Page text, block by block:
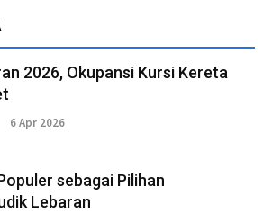
2026, Okupansi Kursi Kereta
6 Apr 2026
sebagai Pilihan
Lebaran